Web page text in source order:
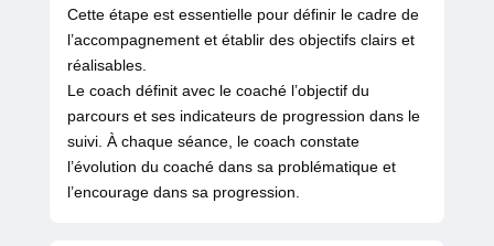
Cette étape est essentielle pour définir le cadre de
l’accompagnement et établir des objectifs clairs et
réalisables.
Le coach définit avec le coaché l’objectif du
parcours et ses indicateurs de progression dans le
suivi. À chaque séance, le coach constate
l’évolution du coaché dans sa problématique et
l’encourage dans sa progression.